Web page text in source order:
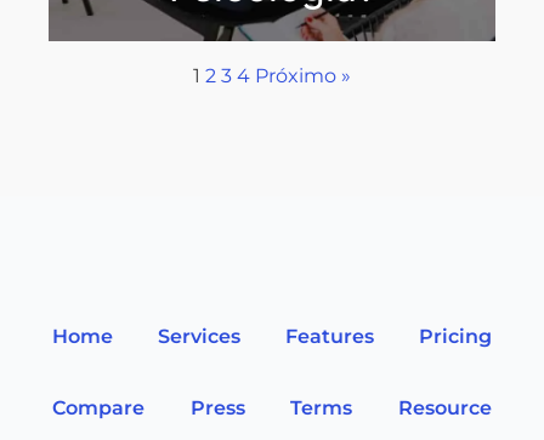
1 2 3 4 Próximo »
Home Services Features Pricing
Compare Press Terms Resource